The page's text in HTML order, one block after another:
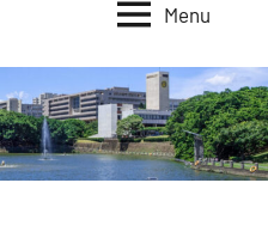
Menu